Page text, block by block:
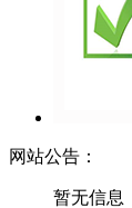
网站公告：
暂无信息